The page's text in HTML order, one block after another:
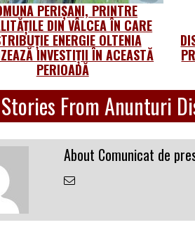
PERIȘANI, PRINTRE
DIN VÂLCEA ÎN CARE
ENERGIE OLTENIA
INVESTIȚII ÎN ACEASTĂ
PERIOADĂ
From Anunturi
About Comunicat de
Email